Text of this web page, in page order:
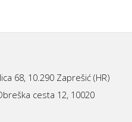
68, 10.290 Zaprešić (HR)
cesta 12, 10020